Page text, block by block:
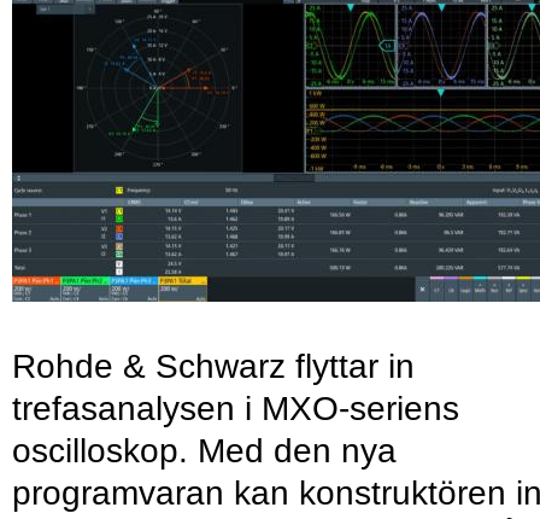
Rohde & Schwarz flyttar in
trefasanalysen i MXO-seriens
oscilloskop. Med den nya
programvaran kan konstruktören